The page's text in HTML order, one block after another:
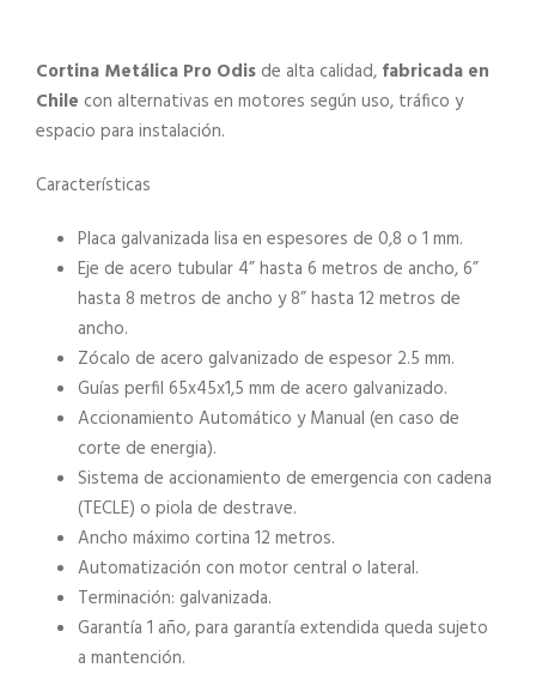
Cortina Metálica Pro Odis de alta calidad, fabricada en
Chile con alternativas en motores según uso, tráfico y
espacio para instalación.
Características
Placa galvanizada lisa en espesores de 0,8 o 1 mm.
Eje de acero tubular 4” hasta 6 metros de ancho, 6”
hasta 8 metros de ancho y 8” hasta 12 metros de
ancho.
Zócalo de acero galvanizado de espesor 2.5 mm.
Guías perfil 65x45x1,5 mm de acero galvanizado.
Accionamiento Automático y Manual (en caso de
corte de energia).
Sistema de accionamiento de emergencia con cadena
(TECLE) o piola de destrave.
Ancho máximo cortina 12 metros.
Automatización con motor central o lateral.
Terminación: galvanizada.
Garantía 1 año, para garantía extendida queda sujeto
a mantención.